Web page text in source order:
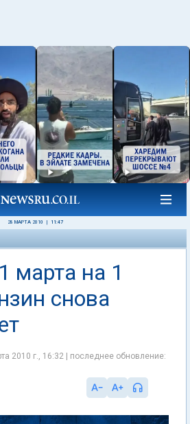
28 МАРТА 2010 11:47
марта на 1
снова
2010 г., 16:32 | последнее обновление: